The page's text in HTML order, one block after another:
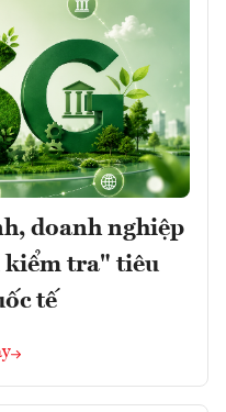
doanh nghiệp
kiểm tra" tiêu
tế